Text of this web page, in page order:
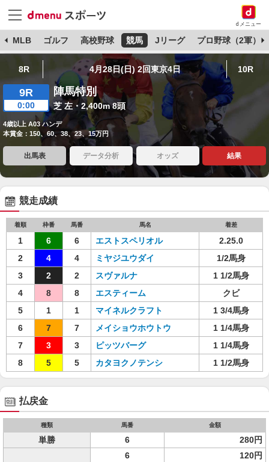
dメニュー
MLB ゴルフ 高校野球 競馬 Jリーグ プロ野球（2軍）
8R 4月28日(日) 2回東京4日 10R
9R
0:00
陣馬特別
芝 左・2,400m 8頭
4歳以上 A03 ハンデ
本賞金：150、60、38、23、15万円
出馬表 データ分析 オッズ 結果
競走成績
着順 枠番 馬番 馬名 着差
1 6 6 エストスペリオル
2.25.0
2
4 4 ミヤジユウダイ
1/2馬身
3
2 2 スヴァルナ
1 1/2馬身
4
8 8 エスティーム
クビ
5
1 1 マイネルクラフト
1 3/4馬身
6
7 7 メイショウホウトウ
1 1/4馬身
7
3 3 ピッツバーグ
1 1/4馬身
8
5 5 カタヨクノテンシ 1 1/2馬身
払戻金
種類 馬番 金額
単勝 6 280円
6
120円